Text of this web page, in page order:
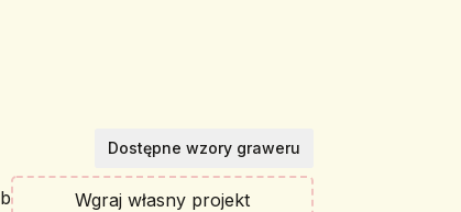
Dostępne wzory graweru
Wgraj własny projekt